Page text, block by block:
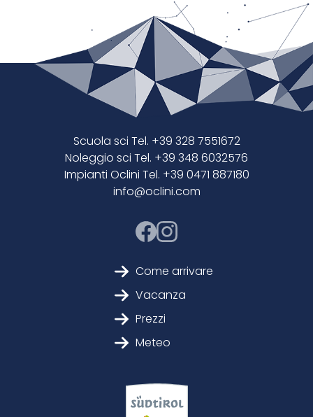
Scuola sci Tel. +39 328 7551672
Noleggio sci Tel. +39 348 6032576
Impianti Oclini Tel. +39 0471 887180
info@oclini.com
Come arrivare
Vacanza
Prezzi
Meteo